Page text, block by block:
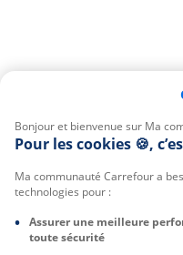
Bonjour et bienvenue sur Ma
Pour les cookies 🍪,
Ma communauté Carrefour a
technologies pour :
Assurer une meilleure
toute sécurité